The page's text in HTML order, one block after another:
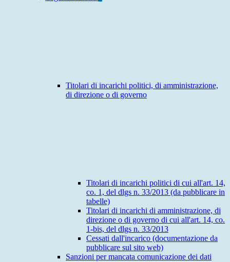
Titolari di incarichi politici, di amministrazione,
di direzione o di governo
Titolari di incarichi politici di cui all'art. 14,
co. 1, del dlgs n. 33/2013 (da pubblicare in
tabelle)
Titolari di incarichi di amministrazione, di
direzione o di governo di cui all'art. 14, co.
1-bis, del dlgs n. 33/2013
Cessati dall'incarico (documentazione da
pubblicare sul sito web)
Sanzioni per mancata comunicazione dei dati